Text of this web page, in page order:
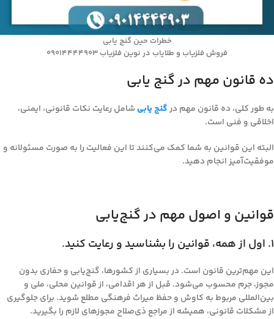
خطرات حین گنج یابی
فروش فلزیاب و طلایاب در نوین فلزیاب 09014444903
ده قانون مهم در گنج یابی
به طور کلی، ده قانون مهم درگنج یابیشامل رعایت نکات قانونی، ایمنی،
اخلاقی و فنی است.
البته این قوانین به شما کمک می‌کنند تا این فعالیت را به صورت مسئولانه و
موفقیت‌آمیز انجام دهید.
قوانین و اصول مهم در گنج‌یابی
۱. اول از همه، قوانین را بشناسید و رعایت کنید.
این مهم‌ترین قانون است. در بسیاری از کشورها، گنج‌یابی و حفاری بدون
مجوز، جرم محسوب می‌شود. قبل از هر اقدامی، از قوانین محلی، ملی و
بین‌المللی مربوط به کاوش و حفظ میراث فرهنگی مطلع شوید. برای جلوگیری
از مشکلات قانونی، همیشه از مراجع ذی‌صلاح مجوزهای لازم را بگیرید.